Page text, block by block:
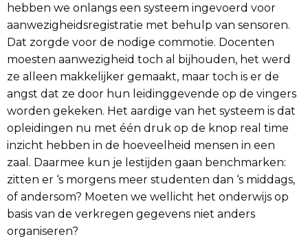
hebben we onlangs een systeem ingevoerd voor
aanwezigheidsregistratie met behulp van sensoren.
Dat zorgde voor de nodige commotie. Docenten
moesten aanwezigheid toch al bijhouden, het werd
ze alleen makkelijker gemaakt, maar toch is er de
angst dat ze door hun leidinggevende op de vingers
worden gekeken. Het aardige van het systeem is dat
opleidingen nu met één druk op de knop real time
inzicht hebben in de hoeveelheid mensen in een
zaal. Daarmee kun je lestijden gaan benchmarken:
zitten er ‘s morgens meer studenten dan ‘s middags,
of andersom? Moeten we wellicht het onderwijs op
basis van de verkregen gegevens niet anders
organiseren?